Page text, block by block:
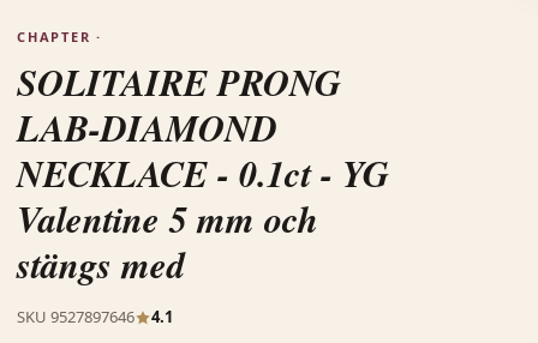
CHAPTER ·
SOLITAIRE PRONG
LAB-DIAMOND
NECKLACE - 0.1ct - YG
Valentine 5 mm och
stängs med
SKU 9527897646 4.1